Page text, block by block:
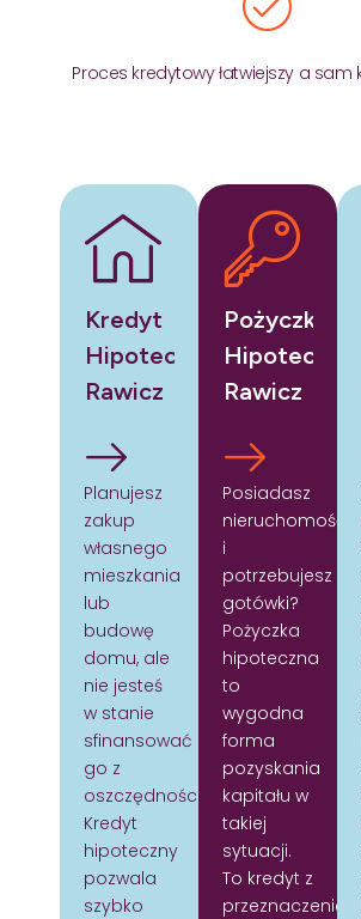
Proces kredytowy łatwiejszy a sam
Kredyt
Hipoteczny
Rawicz
Planujesz
zakup
własnego
mieszkania
lub
budowę
domu, ale
nie jesteś
w stanie
sfinansować
go z
oszczędności?
Kredyt
hipoteczny
pozwala
szybko
Pożyczka
Hipoteczna
Rawicz
Posiadasz
nieruchomość
i
potrzebujesz
gotówki?
Pożyczka
hipoteczna
to
wygodna
forma
pozyskania
kapitału w
takiej
sytuacji.
To kredyt z